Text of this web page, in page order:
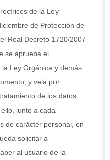
de la Ley
de Protección de
Real Decreto 1720/2007
se aprueba el
Ley Orgánica y demás
y vela por
de los datos
junto a cada
de carácter personal, en
solicitar a
al usuario de la